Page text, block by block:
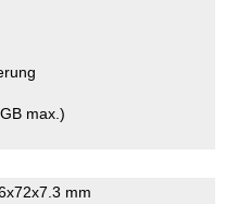
max.)
mm